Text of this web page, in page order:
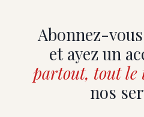
Abonnez-
et ayez un
partout, tout le
nos